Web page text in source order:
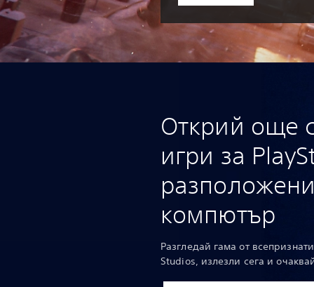
Открий още
игри за
компютър
Разгледай гама от
Studios, излезли сега и